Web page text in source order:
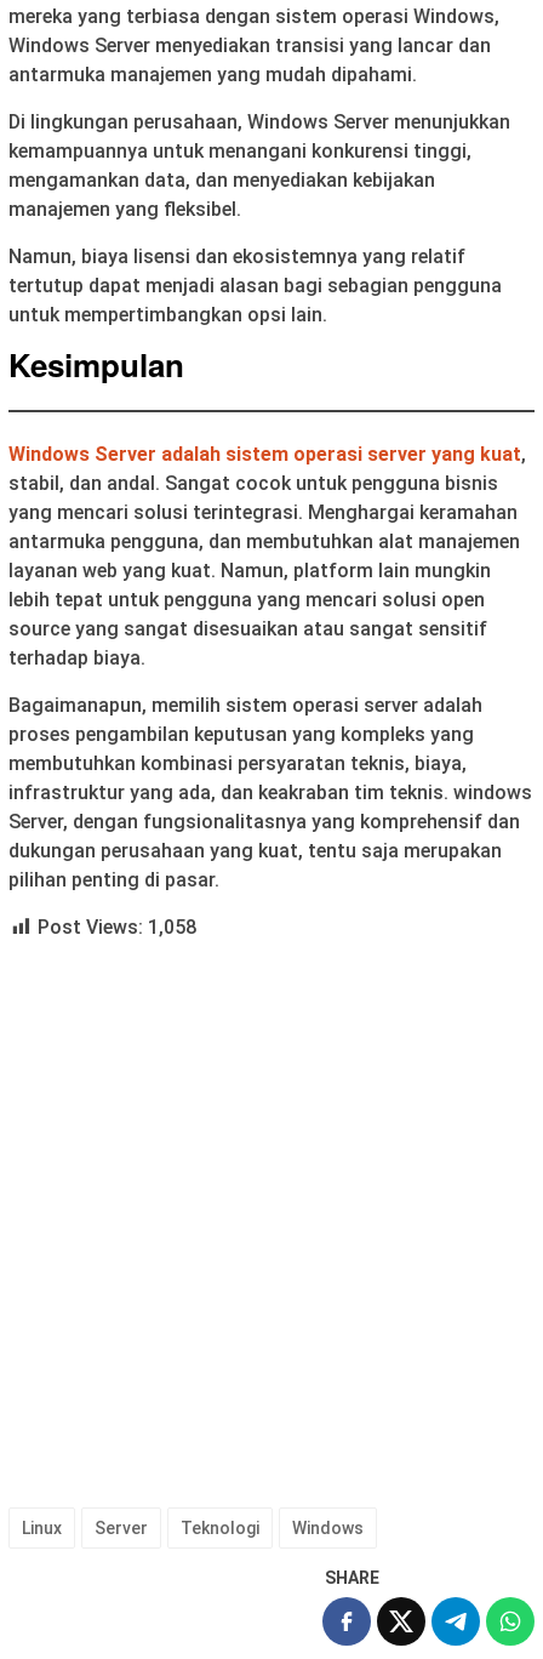
mereka yang terbiasa dengan sistem operasi Windows,
Windows Server menyediakan transisi yang lancar dan
antarmuka manajemen yang mudah dipahami.
Di lingkungan perusahaan, Windows Server menunjukkan
kemampuannya untuk menangani konkurensi tinggi,
mengamankan data, dan menyediakan kebijakan
manajemen yang fleksibel.
Namun, biaya lisensi dan ekosistemnya yang relatif
tertutup dapat menjadi alasan bagi sebagian pengguna
untuk mempertimbangkan opsi lain.
Kesimpulan
Windows Server adalah sistem operasi server yang kuat,
stabil, dan andal. Sangat cocok untuk pengguna bisnis
yang mencari solusi terintegrasi. Menghargai keramahan
antarmuka pengguna, dan membutuhkan alat manajemen
layanan web yang kuat. Namun, platform lain mungkin
lebih tepat untuk pengguna yang mencari solusi open
source yang sangat disesuaikan atau sangat sensitif
terhadap biaya.
Bagaimanapun, memilih sistem operasi server adalah
proses pengambilan keputusan yang kompleks yang
membutuhkan kombinasi persyaratan teknis, biaya,
infrastruktur yang ada, dan keakraban tim teknis. windows
Server, dengan fungsionalitasnya yang komprehensif dan
dukungan perusahaan yang kuat, tentu saja merupakan
pilihan penting di pasar.
Post Views: 1,058
Linux Server Teknologi Windows
SHARE